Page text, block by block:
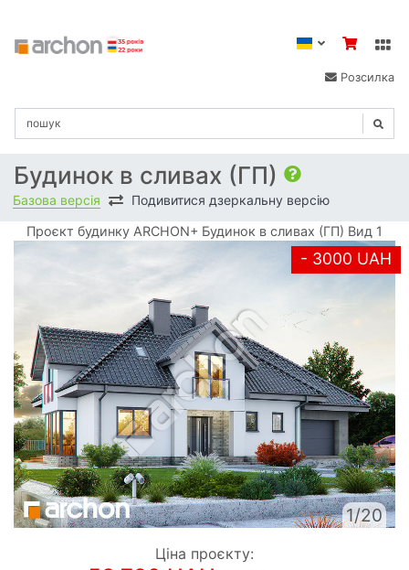
Розсилка
Будинок в сливах (ГП)
Базова версія Подивитися дзеркальну версію
Проєкт будинку ARCHON+ Будинок в сливах (ГП) Вид 1
- 3000 UAH
1/20
Ціна проєкту: